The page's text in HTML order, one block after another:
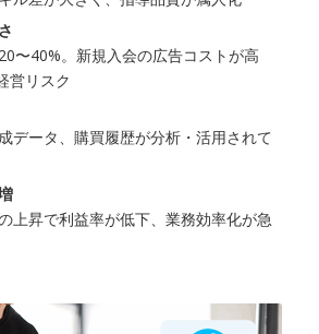
〜40%。新規入会の広告コストが高
営リスク
データ、購買履歴が分析・活用されて
上昇で利益率が低下、業務効率化が急